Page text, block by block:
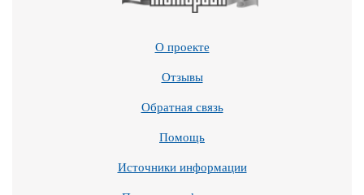
О проекте
Отзывы
Обратная связь
Помощь
Источники информации